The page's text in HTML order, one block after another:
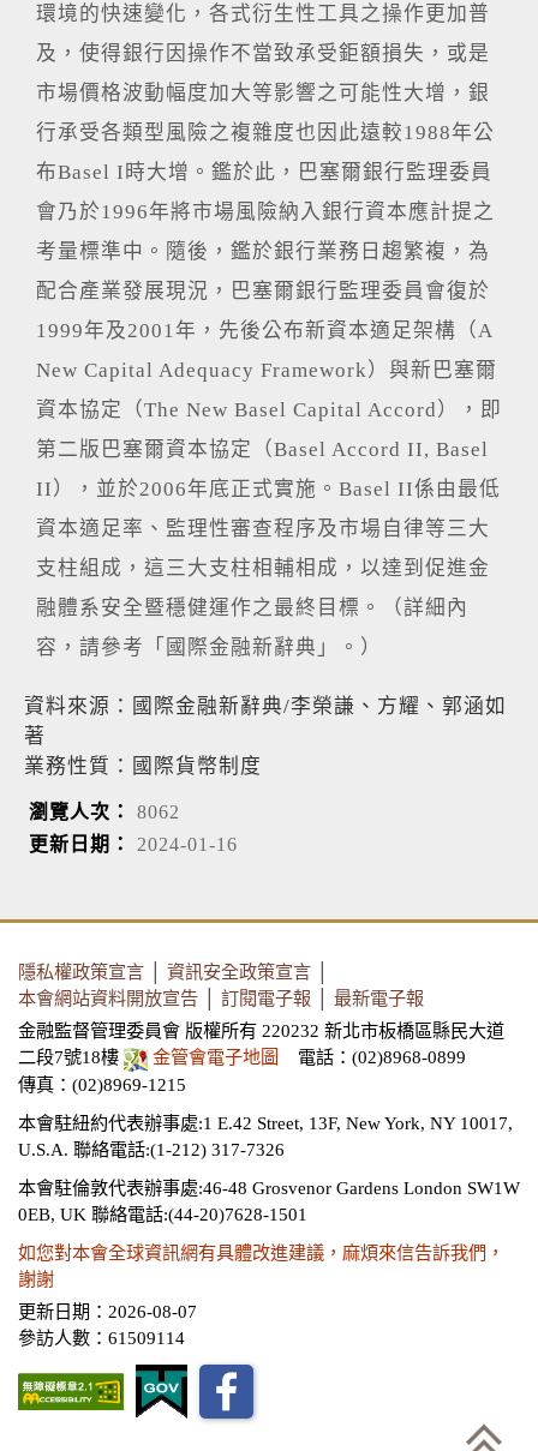
環境的快速變化，各式衍生性工具之操作更加普
及，使得銀行因操作不當致承受鉅額損失，或是
市場價格波動幅度加大等影響之可能性大增，銀
行承受各類型風險之複雜度也因此遠較1988年公
布Basel I時大增。鑑於此，巴塞爾銀行監理委員
會乃於1996年將市場風險納入銀行資本應計提之
考量標準中。隨後，鑑於銀行業務日趨繁複，為
配合產業發展現況，巴塞爾銀行監理委員會復於
1999年及2001年，先後公布新資本適足架構（A
New Capital Adequacy Framework）與新巴塞爾
資本協定（The New Basel Capital Accord），即
第二版巴塞爾資本協定（Basel Accord II, Basel
II），並於2006年底正式實施。Basel II係由最低
資本適足率、監理性審查程序及市場自律等三大
支柱組成，這三大支柱相輔相成，以達到促進金
融體系安全暨穩健運作之最終目標。（詳細內
容，請參考「國際金融新辭典」。）
資料來源：國際金融新辭典/李榮謙、方耀、郭涵如
著
業務性質：國際貨幣制度
瀏覽人次： 8062
更新日期： 2024-01-16
隱私權政策宣言 資訊安全政策宣言
本會網站資料開放宣告
訂閱電子報
最新電子報
金融監督管理委員會 版權所有 220232 新北市板橋區縣民大道
二段7號18樓
金管會電子地圖
電話：(02)8968-0899
傳真：(02)8969-1215
本會駐紐約代表辦事處:1 E.42 Street, 13F, New York, NY 10017,
U.S.A. 聯絡電話:(1-212) 317-7326
本會駐倫敦代表辦事處:46-48 Grosvenor Gardens London SW1W
0EB, UK 聯絡電話:(44-20)7628-1501
如您對本會全球資訊網有具體改進建議，麻煩來信告訴我們，
謝謝
更新日期：2026-08-07
參訪人數：61509114